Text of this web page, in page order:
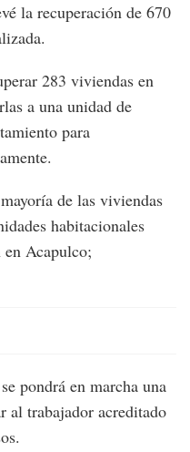
la recuperación de 670
283 viviendas en
a una unidad de
para
de las viviendas
habitacionales
Acapulco;
pondrá en marcha una
al trabajador acreditado